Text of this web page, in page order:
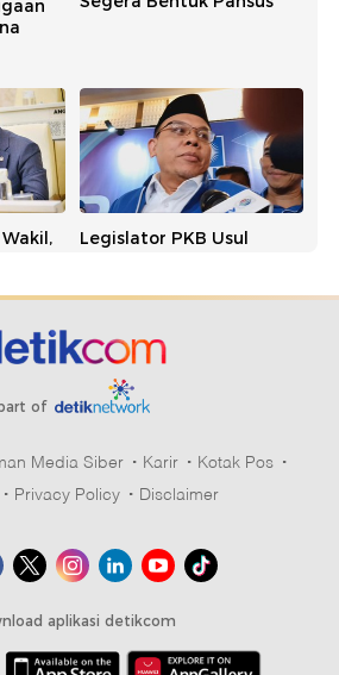
Legislator PKB Usul
Simpatik
Marak OTT Kepala
di Sistem Sekarang
of
Media Siber Karir
Kotak Pos
Privacy Policy Disclaimer
aplikasi detikcom